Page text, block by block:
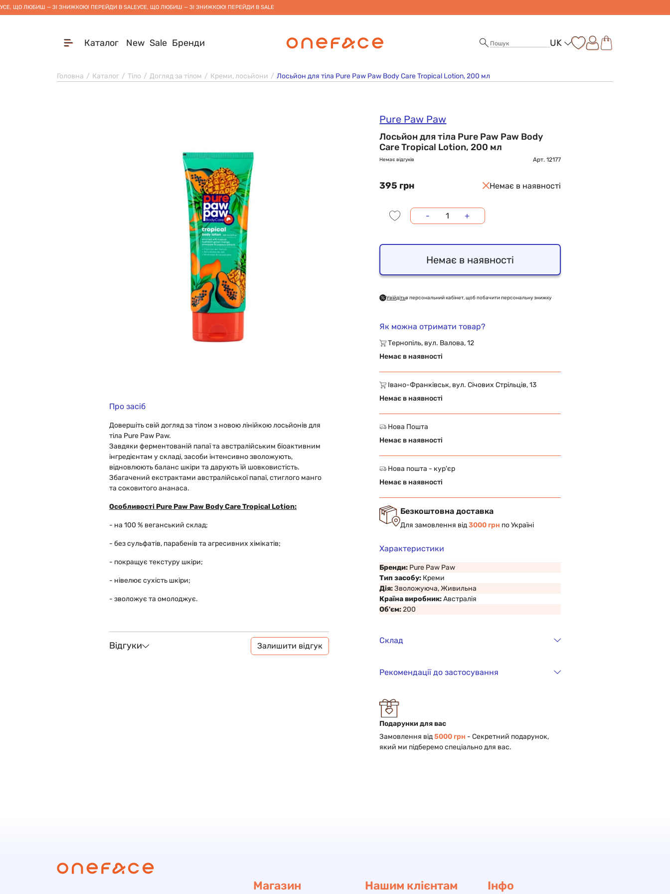
УСЕ, ЩО ЛЮБИШ — ЗІ ЗНИЖКОЮ! ПЕРЕЙДИ В SALEУСЕ, ЩО ЛЮБИШ — ЗІ ЗНИЖКОЮ! ПЕРЕЙДИ В SALE
Каталог New Sale Бренди UK
Головна Каталог Тіло Догляд за тілом Креми, лосьйони Лосьйон для тіла Pure Paw Paw Body Care Tropical Lotion, 200 мл
Про засіб
Довершіть свій догляд за тілом з новою лінійкою лосьйонів для
тіла Pure Paw Paw.
Завдяки ферментованій папаї та австралійським біоактивним
інгредієнтам у складі, засоби інтенсивно зволожують,
відновлюють баланс шкіри та дарують їй шовковистість.
Збагачений екстрактами австралійської папаї, стиглого манго
та соковитого ананаса.
Особливості Pure Paw Paw Body Care Tropical Lotion:
- на 100 % веганський склад;
- без сульфатів, парабенів та агресивних хімікатів;
- покращує текстуру шкіри;
- нівелює сухість шкіри;
- зволожує та омолоджує.
Відгуки Залишити відгук
Pure Paw Paw
Лосьйон для тіла Pure Paw Paw Body
Care Tropical Lotion, 200 мл
Немає відгуків Арт. 12177
395 грн Немає в наявності
- +
Немає в наявності
Увійдітьв персональний кабінет, щоб побачити персональну знижку
Як можна отримати товар?
Тернопіль, вул. Валова, 12
Немає в наявності
Івано-Франківськ, вул. Січових Стрільців, 13
Немає в наявності
Нова Пошта
Немає в наявності
Нова пошта - кур'єр
Немає в наявності
Безкоштовна доставка
Для замовлення від3000 грн по Україні
Характеристики
Бренди: Pure Paw Paw
Тип засобу: Креми
Дія:Зволожуюча, Живильна
Країна виробник:Австралія
Об'єм:200
Склад
Рекомендації до застосування
Подарунки для вас
Замовлення від5000 грн - Cекретний подарунок,
який ми підберемо спеціально для вас.
Магазин Нашим клієнтам Інфо